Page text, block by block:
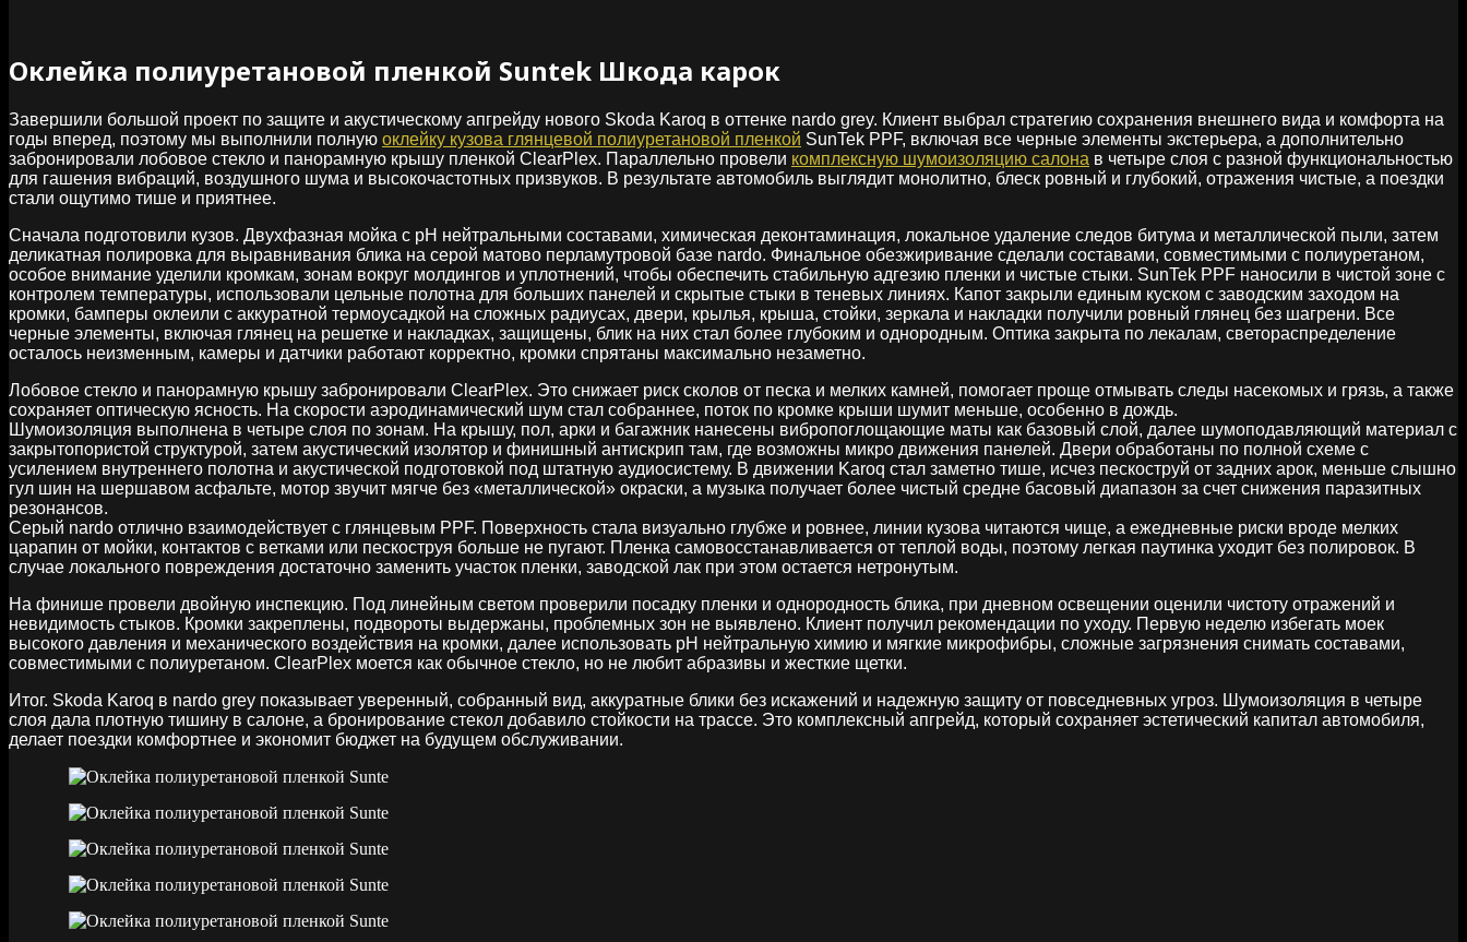
Оклейка полиуретановой пленкой Suntek Шкода карок
Завершили большой проект по защите и акустическому апгрейду нового Skoda Karoq в оттенке nardo grey. Клиент выбрал стратегию сохранения внешнего вида и комфорта на
годы вперед, поэтому мы выполнили полную оклейку кузова глянцевой полиуретановой пленкой SunTek PPF, включая все черные элементы экстерьера, а дополнительно
забронировали лобовое стекло и панорамную крышу пленкой ClearPlex. Параллельно провели комплексную шумоизоляцию салона в четыре слоя с разной функциональностью
для гашения вибраций, воздушного шума и высокочастотных призвуков. В результате автомобиль выглядит монолитно, блеск ровный и глубокий, отражения чистые, а поездки
стали ощутимо тише и приятнее.
Сначала подготовили кузов. Двухфазная мойка с pH нейтральными составами, химическая деконтаминация, локальное удаление следов битума и металлической пыли, затем
деликатная полировка для выравнивания блика на серой матово перламутровой базе nardo. Финальное обезжиривание сделали составами, совместимыми с полиуретаном,
особое внимание уделили кромкам, зонам вокруг молдингов и уплотнений, чтобы обеспечить стабильную адгезию пленки и чистые стыки. SunTek PPF наносили в чистой зоне с
контролем температуры, использовали цельные полотна для больших панелей и скрытые стыки в теневых линиях. Капот закрыли единым куском с заводским заходом на
кромки, бамперы оклеили с аккуратной термоусадкой на сложных радиусах, двери, крылья, крыша, стойки, зеркала и накладки получили ровный глянец без шагрени. Все
черные элементы, включая глянец на решетке и накладках, защищены, блик на них стал более глубоким и однородным. Оптика закрыта по лекалам, светораспределение
осталось неизменным, камеры и датчики работают корректно, кромки спрятаны максимально незаметно.
Лобовое стекло и панорамную крышу забронировали ClearPlex. Это снижает риск сколов от песка и мелких камней, помогает проще отмывать следы насекомых и грязь, а также
сохраняет оптическую ясность. На скорости аэродинамический шум стал собраннее, поток по кромке крыши шумит меньше, особенно в дождь.
Шумоизоляция выполнена в четыре слоя по зонам. На крышу, пол, арки и багажник нанесены вибропоглощающие маты как базовый слой, далее шумоподавляющий материал с
закрытопористой структурой, затем акустический изолятор и финишный антискрип там, где возможны микро движения панелей. Двери обработаны по полной схеме с
усилением внутреннего полотна и акустической подготовкой под штатную аудиосистему. В движении Karoq стал заметно тише, исчез пескоструй от задних арок, меньше слышно
гул шин на шершавом асфальте, мотор звучит мягче без «металлической» окраски, а музыка получает более чистый средне басовый диапазон за счет снижения паразитных
резонансов.
Серый nardo отлично взаимодействует с глянцевым PPF. Поверхность стала визуально глубже и ровнее, линии кузова читаются чище, а ежедневные риски вроде мелких
царапин от мойки, контактов с ветками или пескоструя больше не пугают. Пленка самовосстанавливается от теплой воды, поэтому легкая паутинка уходит без полировок. В
случае локального повреждения достаточно заменить участок пленки, заводской лак при этом остается нетронутым.
На финише провели двойную инспекцию. Под линейным светом проверили посадку пленки и однородность блика, при дневном освещении оценили чистоту отражений и
невидимость стыков. Кромки закреплены, подвороты выдержаны, проблемных зон не выявлено. Клиент получил рекомендации по уходу. Первую неделю избегать моек
высокого давления и механического воздействия на кромки, далее использовать pH нейтральную химию и мягкие микрофибры, сложные загрязнения снимать составами,
совместимыми с полиуретаном. ClearPlex моется как обычное стекло, но не любит абразивы и жесткие щетки.
Итог. Skoda Karoq в nardo grey показывает уверенный, собранный вид, аккуратные блики без искажений и надежную защиту от повседневных угроз. Шумоизоляция в четыре
слоя дала плотную тишину в салоне, а бронирование стекол добавило стойкости на трассе. Это комплексный апгрейд, который сохраняет эстетический капитал автомобиля,
делает поездки комфортнее и экономит бюджет на будущем обслуживании.